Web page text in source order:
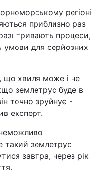
регіоні
приблизно раз
тривають процеси,
умови для серйозних
що хвиля може і не
землетрус буде в
точно зруйнує -
експерт.
такий землетрус
завтра, через рік